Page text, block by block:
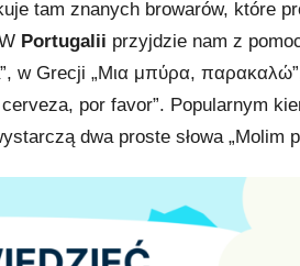
tam znanych browarów, które
Portugalii przyjdzie nam z
w Grecji „Μια μπύρα,
por favor”. Popularnym
dwa proste słowa „Molim